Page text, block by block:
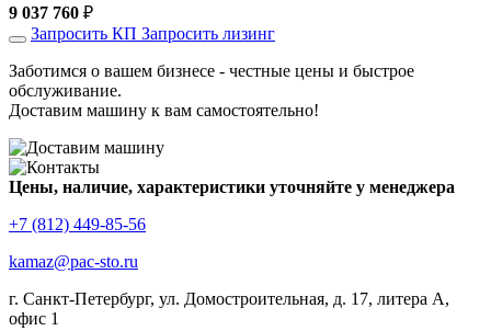
9 037 760 ₽
Запросить КП Запросить лизинг
Заботимся о вашем бизнесе - честные цены и быстрое
обслуживание.
Доставим машину к вам самостоятельно!
Цены, наличие, характеристики уточняйте у менеджера
+7 (812) 449-85-56
kamaz@pac-sto.ru
г. Санкт-Петербург, ул. Домостроительная, д. 17, литера А,
офис 1